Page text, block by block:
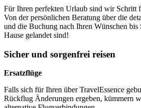
Für Ihren perfekten Urlaub sind wir Schritt
Von der persönlichen Beratung über die
und die Buchung nach Ihren Wünschen bis
Hause gelandet sind!
Sicher und sorgenfrei reisen
Ersatzflüge
Falls sich für Ihren über TravelEssence
Rückflug Änderungen ergeben, kümmern